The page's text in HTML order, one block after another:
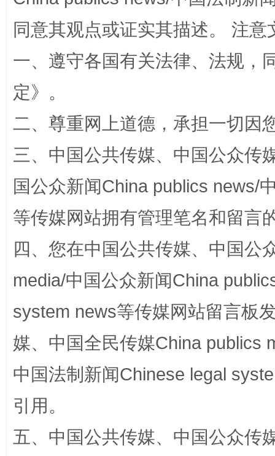
解纷+调解+退费，一次搞定
站台名比不上好声名
漫山遍野的桃花与雪山、麦地、白藏房 除
同意其观点或证实其描述。 注
一、遵守各国有关法律、法规，
定》。
二、尊重网上道德，承担一切因
三、中国公共传媒、中国公众传
国公众新闻China publics news/
等传媒网站拥有管理笔名和留言
四、您在中国公共传媒、中国公
media/中国公众新闻China
system news等传媒网站留言板
媒、中国全民传媒China publics
中国法制新闻Chinese legal
引用。
五、中国公共传媒、中国公众传